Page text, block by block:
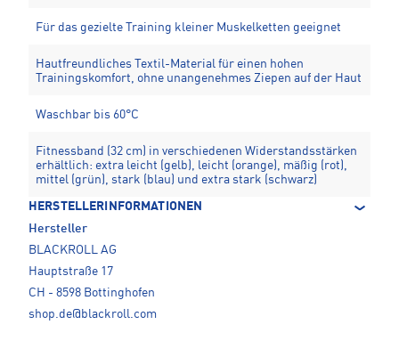
Für das gezielte Training kleiner Muskelketten geeignet
Hautfreundliches Textil-Material für einen hohen
Trainingskomfort, ohne unangenehmes Ziepen auf der Haut
Waschbar bis 60°C
Fitnessband (32 cm) in verschiedenen Widerstandsstärken
erhältlich: extra leicht (gelb), leicht (orange), mäßig (rot),
mittel (grün), stark (blau) und extra stark (schwarz)
HERSTELLERINFORMATIONEN
Hersteller
BLACKROLL AG
Hauptstraße 17
CH - 8598 Bottinghofen
shop.de@blackroll.com